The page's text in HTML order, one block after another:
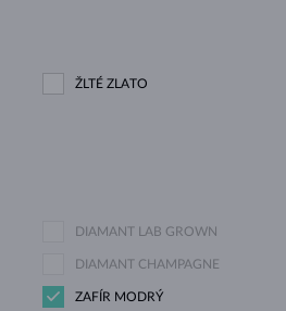
ŽLTÉ ZLATO
DIAMANT LAB GROWN
DIAMANT CHAMPAGNE
ZAFÍR MODRÝ